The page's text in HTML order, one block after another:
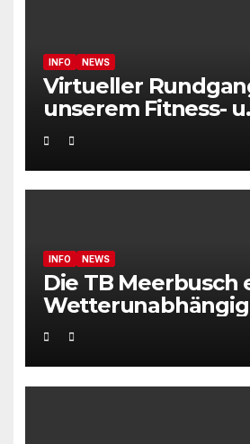
INFO NEWS
Virtueller
unserem Fitness- u.
Athletikstudio
INFO NEWS
Die TB Meerbusch
persönlich und
neue Tennis-